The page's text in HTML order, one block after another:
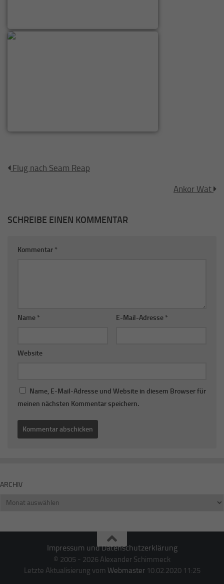
Flug nach Seam Reap
Ankor Wat
SCHREIBE EINEN KOMMENTAR
Kommentar *
Name * E-Mail-Adresse *
Website
Name, E-Mail-Adresse und Website in diesem Browser für
meinen nächsten Kommentar speichern.
ARCHIV
Archiv
Impressum und Datenschutzerklärung
© 2005 - 2026 Alexander Schimmeck
Letzte Aktualisierung vom Webmaster10.02.2020 11:25